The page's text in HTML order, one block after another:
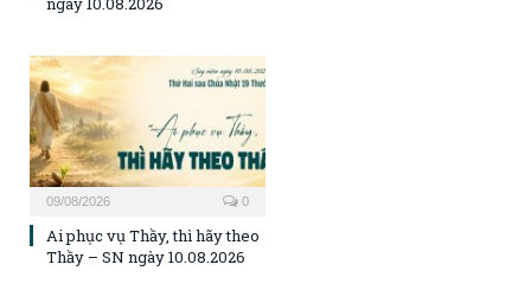
09/08/2026 0
Ai phục vụ Thầy, thì hãy theo
Thầy – SN ngày 10.08.2026